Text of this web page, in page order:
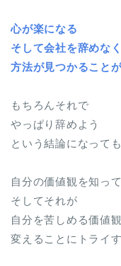
心が楽になる
そして会社を辞めな
方法が見つかること
もちろんそれで
やっぱり辞めよう
という結論になって
自分の価値観を知っ
そしてそれが
自分を苦しめる価値
変えることにトライ